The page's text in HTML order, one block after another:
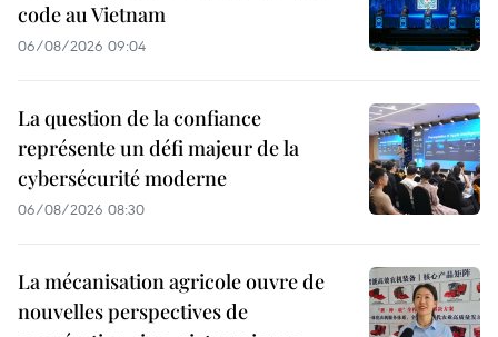
code au Vietnam
06/08/2026 09:04
La question de la confiance
représente un défi majeur de la
cybersécurité moderne
06/08/2026 08:30
La mécanisation agricole ouvre de
nouvelles perspectives de